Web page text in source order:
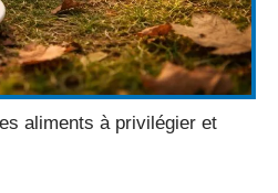
aliments à privilégier et